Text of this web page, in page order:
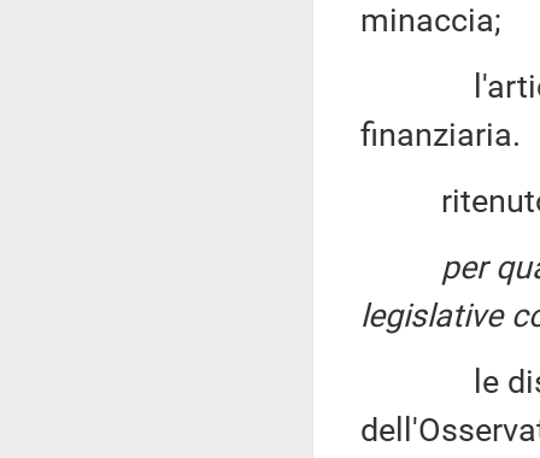
minaccia;
l'articolo
finanziaria.
ritenuto
per
legislative
le